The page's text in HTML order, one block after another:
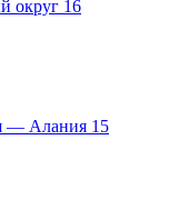
округ 16
— Алания 15